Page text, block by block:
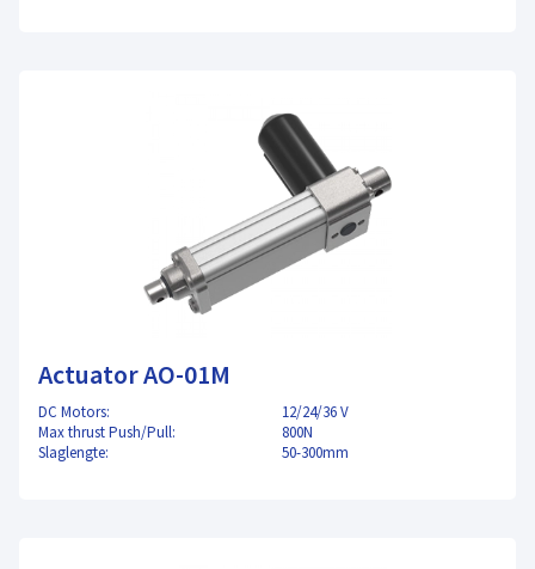
Actuator AO-01M
DC Motors:
12/24/36 V
Max thrust Push/Pull:
800N
Slaglengte:
50-300mm